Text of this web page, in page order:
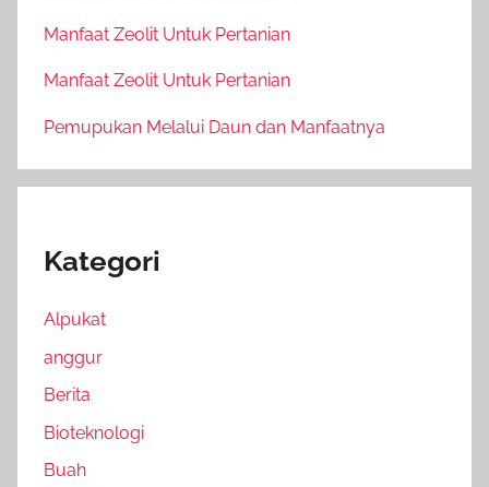
Manfaat Zeolit Untuk Pertanian
Manfaat Zeolit Untuk Pertanian
Pemupukan Melalui Daun dan Manfaatnya
Kategori
Alpukat
anggur
Berita
Bioteknologi
Buah